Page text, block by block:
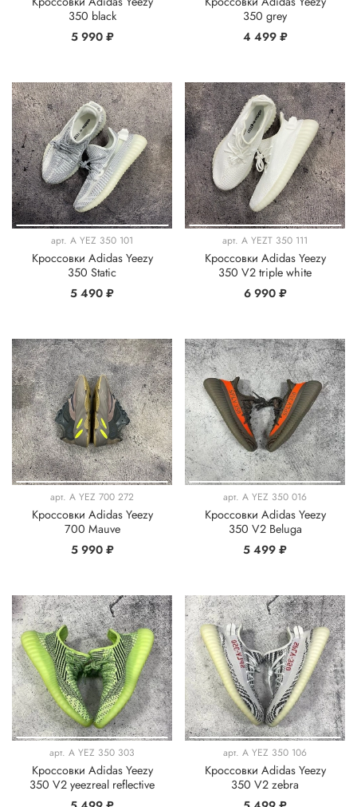
350 black
5 990 ₽
350 grey
4 499 ₽
арт. A YEZ 350 101
Кроссовки Adidas Yeezy
350 Static
5 490 ₽
арт. A YEZT 350 111
Кроссовки Adidas Yeezy
350 V2 triple white
6 990 ₽
арт. A YEZ 700 272
Кроссовки Adidas Yeezy
700 Mauve
5 990 ₽
арт. A YEZ 350 016
Кроссовки Adidas Yeezy
350 V2 Beluga
5 499 ₽
арт. A YEZ 350 303
Кроссовки Adidas Yeezy
350 V2 yeezreal reflective
арт. A YEZ 350 106
Кроссовки Adidas Yeezy
350 V2 zebra